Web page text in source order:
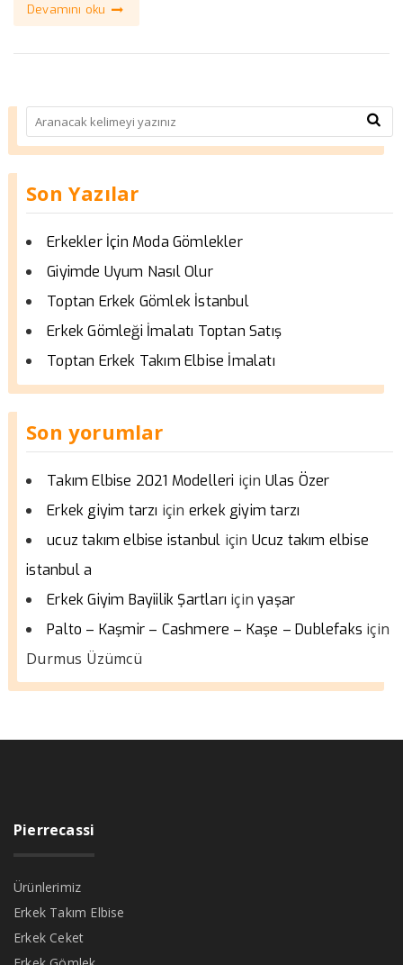
Devamını oku
Son Yazılar
Erkekler İçin Moda Gömlekler
Giyimde Uyum Nasıl Olur
Toptan Erkek Gömlek İstanbul
Erkek Gömleği İmalatı Toptan Satış
Toptan Erkek Takım Elbise İmalatı
Son yorumlar
Takım Elbise 2021 Modelleri için Ulas Özer
Erkek giyim tarzı için erkek giyim tarzı
ucuz takım elbise istanbul için Ucuz takım elbise
istanbul a
Erkek Giyim Bayiilik Şartları içinyaşar
Palto – Kaşmir – Cashmere – Kaşe – Dublefaks için
Durmus Üzümcü
Pierrecassi
Ürünlerimiz
Erkek Takım Elbise
Erkek Ceket